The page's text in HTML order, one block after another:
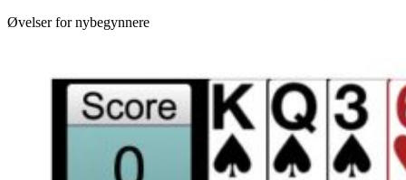
Øvelser for nybegynnere